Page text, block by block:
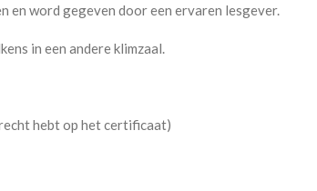
en word gegeven door een ervaren lesgever.
in een andere klimzaal.
hebt op het certificaat)